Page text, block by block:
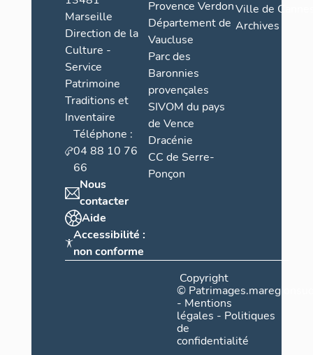
Marseille
Direction de la
Culture -
Service
Patrimoine
Traditions et
Inventaire
Téléphone :
04 88 10 76
66
Nous
contacter
Aide
Accessibilité :
non conforme
Provence Verdon
Département de
Vaucluse
Parc des
Baronnies
provençales
SIVOM du pays
de Vence
Dracénie
CC de Serre-
Ponçon
Ville de
Archives
Copyright
©
- Mentions
légales - Politiques
de
confidentialité